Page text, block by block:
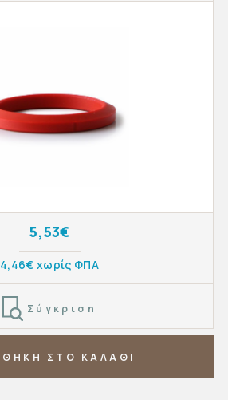
5,53€
4,46€ χωρίς ΦΠΑ
Σύγκριση
ΣΤΟ ΚΑΛΑΘΙ